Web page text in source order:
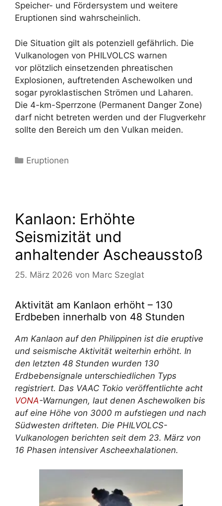
Speicher- und Fördersystem und weitere
Eruptionen sind wahrscheinlich.
Die Situation gilt als potenziell gefährlich. Die
Vulkanologen von PHILVOLCS warnen
vor plötzlich einsetzenden phreatischen
Explosionen, auftretenden Aschewolken und
sogar pyroklastischen Strömen und Laharen.
Die 4-km-Sperrzone (Permanent Danger Zone)
darf nicht betreten werden und der Flugverkehr
sollte den Bereich um den Vulkan meiden.
Kategorien
Eruptionen
Kanlaon: Erhöhte
Seismizität und
anhaltender Ascheausstoß
25. März 2026 von Marc Szeglat
Aktivität am Kanlaon erhöht – 130
Erdbeben innerhalb von 48 Stunden
Am Kanlaon auf den Philippinen ist die eruptive
und seismische Aktivität weiterhin erhöht. In
den letzten 48 Stunden wurden 130
Erdbebensignale unterschiedlichen Typs
registriert. Das VAAC Tokio veröffentlichte acht
VONA-Warnungen, laut denen Aschewolken bis
auf eine Höhe von 3000 m aufstiegen und nach
Südwesten drifteten. Die PHILVOLCS-
Vulkanologen berichten seit dem 23. März von
16 Phasen intensiver Ascheexhalationen.